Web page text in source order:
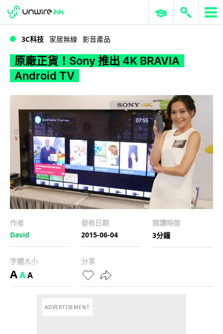
WWDC 2026 ERP 與商業 AI
3C科技 家居無線 影音產品
原廠正貨！Sony 推出 4K BRAVIA
Android TV
作者
David
發佈日期
2015-06-04
閱讀時間
3分鐘
字體大小
AAA
分享
ADVERTISEMENT